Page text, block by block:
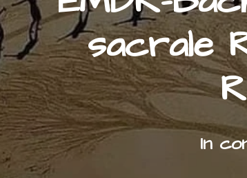
sacrale
In